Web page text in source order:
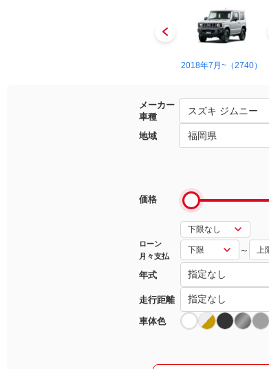
2018年7月~（2740）
メーカー
車種
スズキ ジムニー
地域 福岡県
価格
ローン
月々支払
～
年式
走行距離
車体色